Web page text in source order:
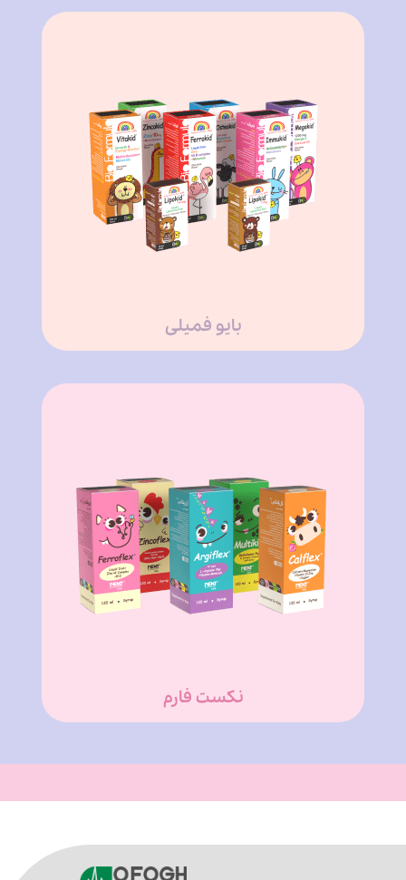
بایو فمیلی
نکست فارم